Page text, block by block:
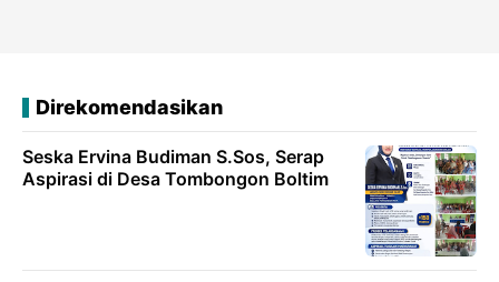
Direkomendasikan
Seska Ervina Budiman S.Sos, Serap
Aspirasi di Desa Tombongon Boltim